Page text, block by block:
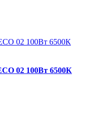
02 100Вт 6500К